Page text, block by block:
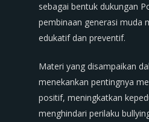
sebagai bentuk dukungan
pembinaan generasi muda
edukatif dan preventif.
Materi yang disampaikan
menekankan pentingnya
positif, meningkatkan
menghindari perilaku